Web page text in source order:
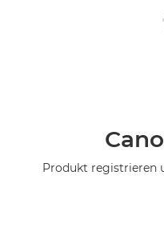
Produkt registrieren